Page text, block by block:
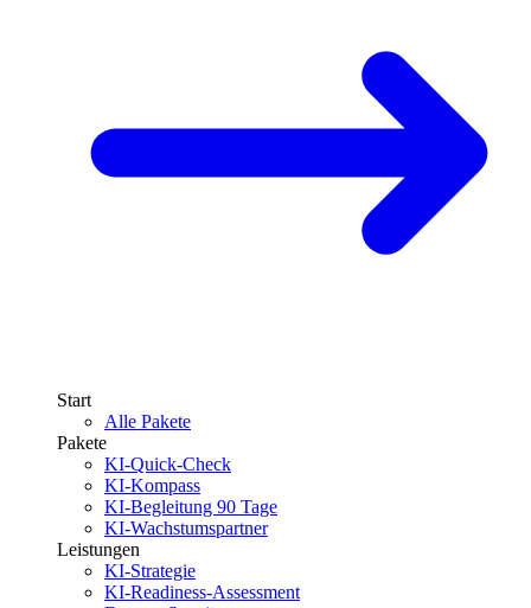
Start
Alle Pakete
Pakete
KI-Quick-Check
KI-Kompass
KI-Begleitung 90 Tage
KI-Wachstumspartner
Leistungen
KI-Strategie
KI-Readiness-Assessment